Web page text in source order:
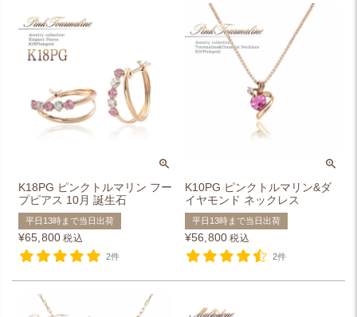
K18PG ピンクトルマリン フー
プピアス 10月 誕生石
平日13時まで当日出荷
¥65,800 税込
2件
K10PG ピンクトルマリン&ダ
イヤモンド ネックレス
平日13時まで当日出荷
¥56,800 税込
2件